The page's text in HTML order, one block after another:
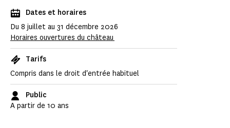
Dates et horaires
Du 8 juillet au 31 décembre 2026
Horaires ouvertures du château
Tarifs
Compris dans le droit d'entrée habituel
Public
A partir de 10 ans